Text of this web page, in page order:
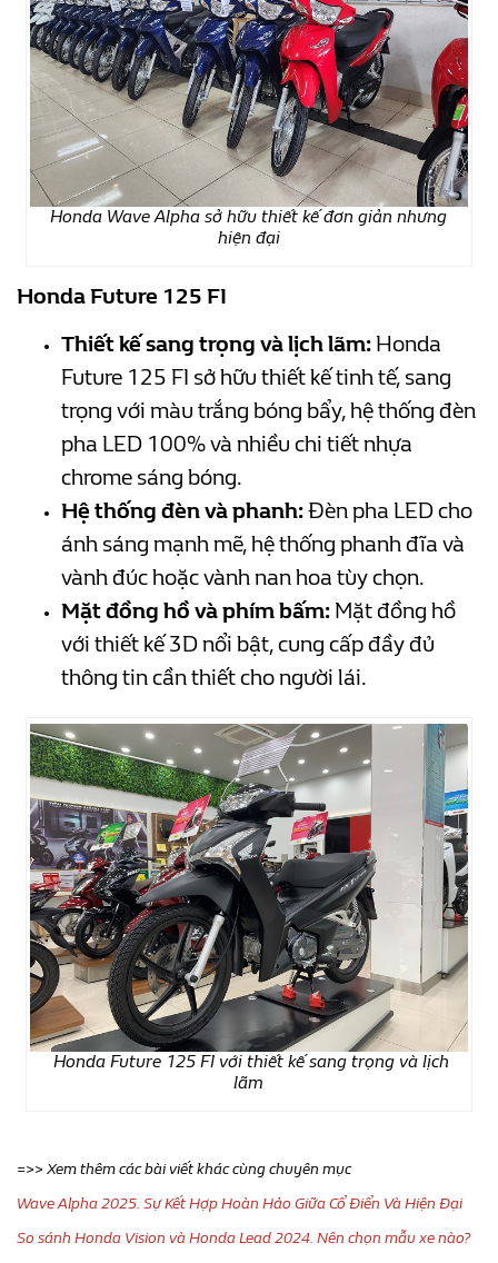
Honda Wave Alpha sở hữu thiết kế đơn giản nhưng
hiện đại
Honda Future 125 FI
Thiết kế sang trọng và lịch lãm: Honda
Future 125 FI sở hữu thiết kế tinh tế, sang
trọng với màu trắng bóng bẩy, hệ thống đèn
pha LED 100% và nhiều chi tiết nhựa
chrome sáng bóng.
Hệ thống đèn và phanh:Đèn pha LED cho
ánh sáng mạnh mẽ, hệ thống phanh đĩa và
vành đúc hoặc vành nan hoa tùy chọn.
Mặt đồng hồ và phím bấm: Mặt đồng hồ
với thiết kế 3D nổi bật, cung cấp đầy đủ
thông tin cần thiết cho người lái.
Honda Future 125 FI với thiết kế sang trọng và lịch
lãm
=>> Xem thêm các bài viết khác cùng chuyên mục
Wave Alpha 2025. Sự Kết Hợp Hoàn Hảo Giữa Cổ Điển Và Hiện Đại
So sánh Honda Vision và Honda Lead 2024. Nên chọn mẫu xe nào?